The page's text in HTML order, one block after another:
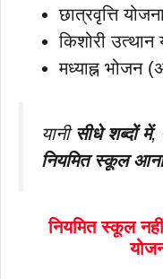
छात्रवृत्ति
किशोरी उत्थान
मध्याह्न भोजन
यानी सीधे शब्दों में,
नियमित स्कूल आना
नियमित स्कूल